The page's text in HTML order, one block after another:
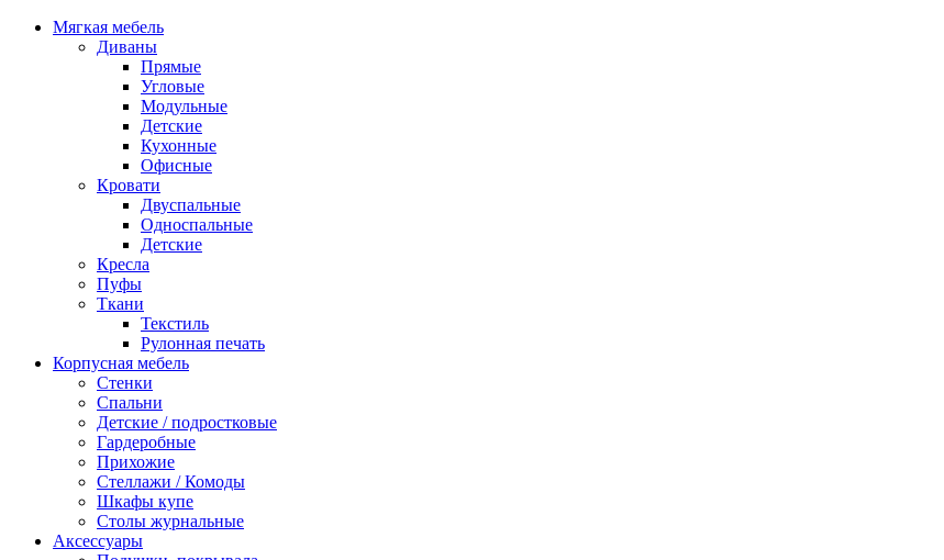
Мягкая мебель
Диваны
Прямые
Угловые
Модульные
Детские
Кухонные
Офисные
Кровати
Двуспальные
Односпальные
Детские
Кресла
Пуфы
Ткани
Текстиль
Рулонная печать
Корпусная мебель
Стенки
Спальни
Детские / подростковые
Гардеробные
Прихожие
Стеллажи / Комоды
Шкафы купе
Столы журнальные
Аксессуары